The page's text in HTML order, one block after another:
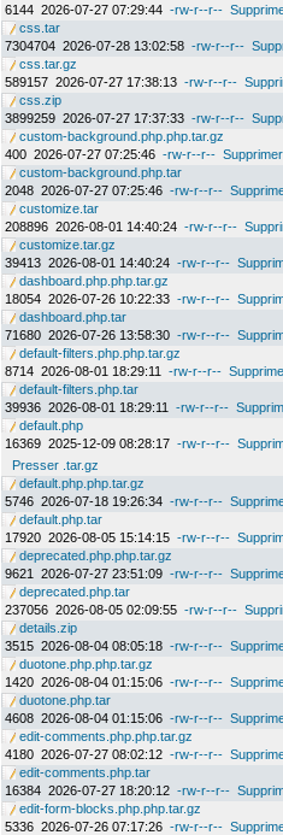
6144 2026-07-27 07:29:44 -rw-r--r--
css.tar
7304704 2026-07-28 13:02:58 -rw-r--r--
css.tar.gz
589157 2026-07-27 17:38:13 -rw-r--r--
css.zip
3899259 2026-07-27 17:37:33 -rw-r--r--
custom-background.php.php.tar.gz
400 2026-07-27 07:25:46 -rw-r--r-- Supprimer
custom-background.php.tar
2048 2026-07-27 07:25:46 -rw-r--r--
customize.tar
208896 2026-08-01 14:40:24 -rw-r--r--
customize.tar.gz
39413 2026-08-01 14:40:24 -rw-r--r--
dashboard.php.php.tar.gz
18054 2026-07-26 10:22:33 -rw-r--r--
dashboard.php.tar
71680 2026-07-26 13:58:30 -rw-r--r--
default-filters.php.php.tar.gz
8714 2026-08-01 18:29:11 -rw-r--r--
default-filters.php.tar
39936 2026-08-01 18:29:11 -rw-r--r--
default.php
16369 2025-12-09 08:28:17 -rw-r--r--
Presser .tar.gz
default.php.php.tar.gz
5746 2026-07-18 19:26:34 -rw-r--r--
default.php.tar
17920 2026-08-05 15:14:15 -rw-r--r--
deprecated.php.php.tar.gz
9621
2026-07-27 23:51:09 -rw-r--r--
deprecated.php.tar
237056 2026-08-05 02:09:55 -rw-r--r--
details.zip
3515 2026-08-04 08:05:18 -rw-r--r--
duotone.php.php.tar.gz
1420 2026-08-04 01:15:06 -rw-r--r--
duotone.php.tar
4608 2026-08-04 01:15:06 -rw-r--r--
edit-comments.php.php.tar.gz
4180 2026-07-27 08:02:12 -rw-r--r--
edit-comments.php.tar
16384 2026-07-27 18:20:12 -rw-r--r--
edit-form-blocks.php.php.tar.gz
5336 2026-07-26 07:17:26 -rw-r--r--